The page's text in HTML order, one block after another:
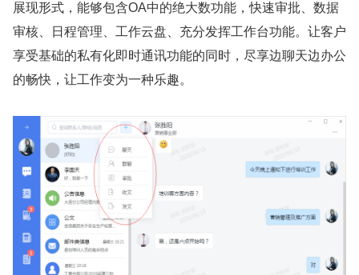
展现形式，能够包含OA中的绝大数功能，快速审批、数据
审核、日程管理、工作云盘、充分发挥工作台功能。让客户
享受基础的私有化即时通讯功能的同时，尽享边聊天边办公
的畅快，让工作变为一种乐趣。